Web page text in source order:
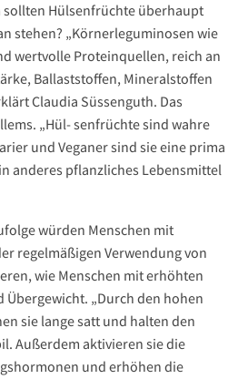
sollten Hülsenfrüchte überhaupt
stehen? „Körnerleguminosen wie
wertvolle Proteinquellen, reich an
Ballaststoffen, Mineralstoffen
Claudia Süssenguth. Das
„Hül- senfrüchte sind wahre
und Veganer sind sie eine prima
anderes pflanzliches Lebensmittel
würden Menschen mit
regelmäßigen Verwendung von
wie Menschen mit erhöhten
„Durch den hohen
sie lange satt und halten den
Außerdem aktivieren sie die
und erhöhen die